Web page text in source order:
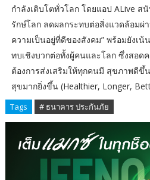
กำลังเติบโตทั่วโลก โดยแอป ALive
รักษ์โลก ลดผลกระทบต่อสิ่งแวดล้อม
ความเป็นอยู่ที่ดีของสังคม” พร้อมยังเน้
ทบเชิงบวกต่อทั้งผู้คนและโลก ซึ่งสอด
ต้องการส่งเสริมให้ทุกคนมี สุขภาพดี
สุขมากยิ่งขึ้น (Healthier, Longer,
Tags # ธนาคาร ประกันภัย